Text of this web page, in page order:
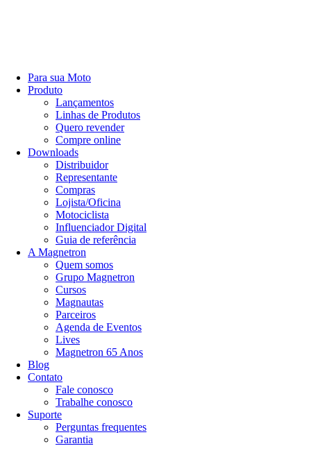
Para sua Moto
Produto
Lançamentos
Linhas de Produtos
Quero revender
Compre online
Downloads
Distribuidor
Representante
Compras
Lojista/Oficina
Motociclista
Influenciador Digital
Guia de referência
A Magnetron
Quem somos
Grupo Magnetron
Cursos
Magnautas
Parceiros
Agenda de Eventos
Lives
Magnetron 65 Anos
Blog
Contato
Fale conosco
Trabalhe conosco
Suporte
Perguntas frequentes
Garantia